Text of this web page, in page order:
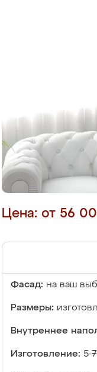
Цена: от 56
Фасад: на ваш
Размеры:
Внутреннее
Изготовление: 5-